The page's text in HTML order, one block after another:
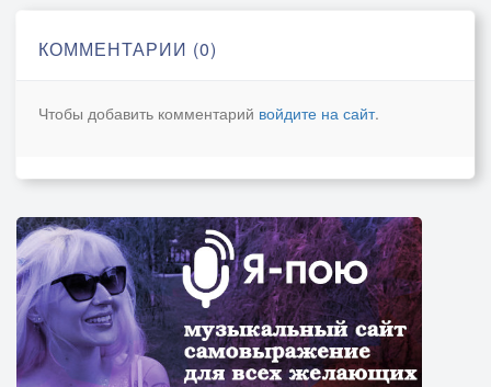
КОММЕНТАРИИ (0)
Чтобы добавить комментарий войдите на сайт.